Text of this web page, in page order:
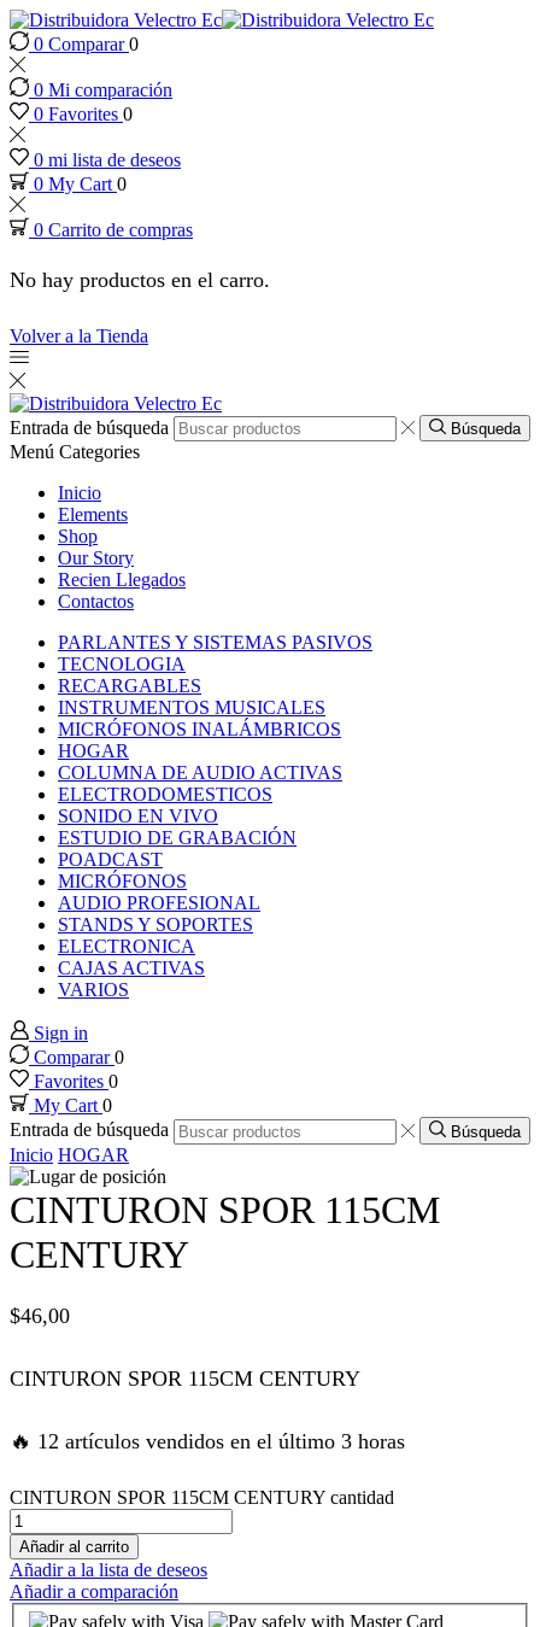
panel
panel
paketleri
panel
panel
panel
panel
panel
panel
panel
panel
panel
panel
panel
panel
panel
satın al
panel
panel
0 Comparar0
0 Mi comparación
0 Favorites 0
0 mi lista de deseos
0 My Cart 0
0 Carrito de compras
No hay productos en el carro.
Volver a la Tienda
Entrada de búsqueda Búsqueda
Menú Categories
Inicio
Elements
Shop
Our Story
Recien Llegados
Contactos
PARLANTES Y SISTEMAS PASIVOS
TECNOLOGIA
RECARGABLES
INSTRUMENTOS MUSICALES
MICRÓFONOS INALÁMBRICOS
HOGAR
COLUMNA DE AUDIO ACTIVAS
ELECTRODOMESTICOS
SONIDO EN VIVO
ESTUDIO DE GRABACIÓN
POADCAST
MICRÓFONOS
AUDIO PROFESIONAL
STANDS Y SOPORTES
ELECTRONICA
CAJAS ACTIVAS
VARIOS
Sign in
Comparar0
Favorites 0
My Cart0
Entrada de búsqueda
Búsqueda
Inicio HOGAR
CINTURON SPOR 115CM
CENTURY
$46,00
CINTURON SPOR 115CM CENTURY
🔥 12 artículos vendidos en el último 3 horas
CINTURON SPOR 115CM CENTURY cantidad
Añadir al carrito
Añadir a la lista de deseos
Añadir a comparación